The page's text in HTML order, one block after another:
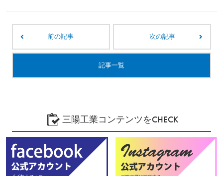
前の記事 次の記事
記事一覧
三陽工業コンテンツをCHECK